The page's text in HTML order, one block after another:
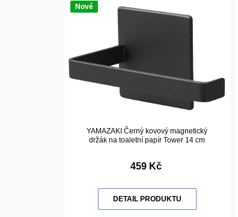
Nové
YAMAZAKI Černý kovový magnetický
držák na toaletní papír Tower 14 cm
459 Kč
DETAIL PRODUKTU